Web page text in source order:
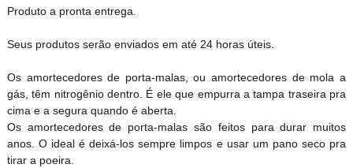
Produto a pronta entrega.
Seus produtos serão enviados em até 24 horas úteis.
Os amortecedores de porta-malas, ou amortecedores de mola a
gás, têm nitrogênio dentro. É ele que empurra a tampa traseira pra
cima e a segura quando é aberta.
Os amortecedores de porta-malas são feitos para durar muitos
anos. O ideal é deixá-los sempre limpos e usar um pano seco pra
tirar a poeira.